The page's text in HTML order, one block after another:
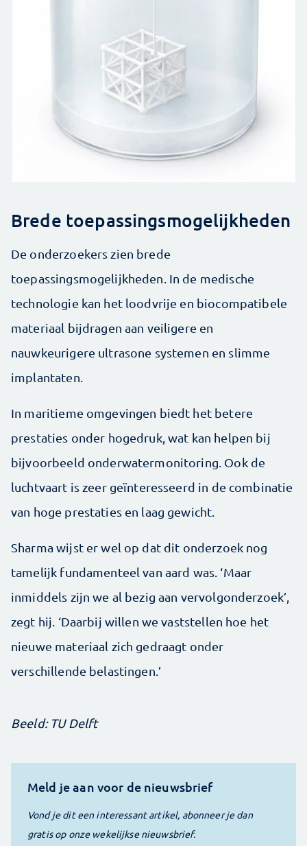
Brede toepassingsmogelijkheden
De onderzoekers zien brede
toepassingsmogelijkheden. In de medische
technologie kan het loodvrije en biocompatibele
materiaal bijdragen aan veiligere en
nauwkeurigere ultrasone systemen en slimme
implantaten.
In maritieme omgevingen biedt het betere
prestaties onder hogedruk, wat kan helpen bij
bijvoorbeeld onderwatermonitoring. Ook de
luchtvaart is zeer geïnteresseerd in de combinatie
van hoge prestaties en laag gewicht.
Sharma wijst er wel op dat dit onderzoek nog
tamelijk fundamenteel van aard was. ‘Maar
inmiddels zijn we al bezig aan vervolgonderzoek’,
zegt hij. ‘Daarbij willen we vaststellen hoe het
nieuwe materiaal zich gedraagt onder
verschillende belastingen.’
Beeld: TU Delft
Meld je aan voor de nieuwsbrief
Vond je dit een interessant artikel, abonneer je dan
gratis op onze wekelijkse nieuwsbrief.